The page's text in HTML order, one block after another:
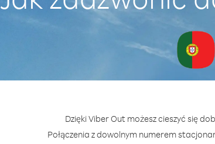
Dzięki Viber Out możesz cieszyć się
Połączenia z dowolnym numerem